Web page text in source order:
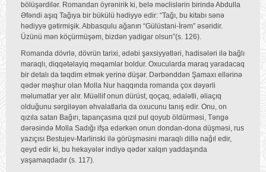
bölüşərdilər. Romandan öyrənirik ki, belə məclislərin birində Abdulla
Əfəndi aşıq Tağıya bir bükülü hədiyyə edir: “Tağı, bu kitabı sənə
hədiyyə gətirmişik. Abbasqulu ağanın “Gülüstani-İrəm” əsəridir.
Üzünü mən köçürmüşəm, bizdən yadigar olsun”(s. 126).
Romanda dövrlə, dövrün tarixi, ədəbi şəxsiyyətləri, hadisələri ilə bağlı
maraqlı, diqqətəlayiq məqamlar boldur. Oxucularda maraq yaradacaq
bir detalı da təqdim etmək yerinə düşər. Dərbənddən Şamaxı ellərinə
qədər məşhur olan Molla Nur haqqında romanda çox dəyərli
məlumatlar yer alır. Müəllif onun dürüst, qoçaq, ədalətli, əliaçıq
olduğunu sərgiləyən əhvalatlarla da oxucunu tanış edir. Onu, on
qızıla satan Bağırı, tapançasına qızıl pul qoyub öldürməsi, Təngə
dərəsində Molla Sadığı ifşa edərkən onun dondan-dona düşməsi, rus
yazıçısı Bestujev-Marlinski ilə görüşməsini maraqlı dillə nağıl edir,
qeyd edir ki, bu hekayələr indiyə qədər xalqın yaddaşında
yaşamaqdadır (s. 117).